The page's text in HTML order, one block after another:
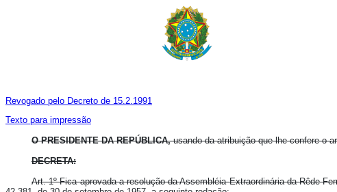
Revogado pelo Decreto de 15.2.1991
Texto para impressão
O PRESIDENTE DA REPÚBLICA,usando da atribuição que lhe confere o
DECRETA:
Art. 1º Fica aprovada a resolução da Assembléia Extraordinária da Rêde